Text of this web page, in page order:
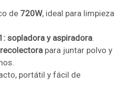
de 720W, ideal para limpieza
sopladora y aspiradora.
para juntar polvo y
portátil y fácil de